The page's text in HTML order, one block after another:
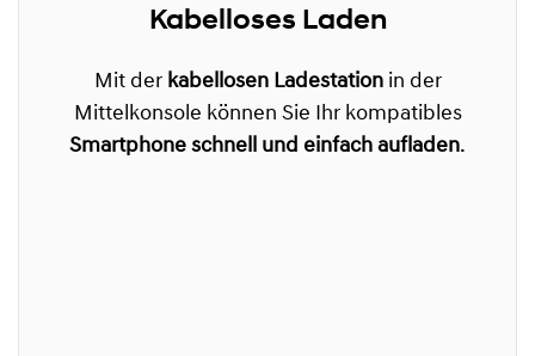
Kabelloses Laden
Mit der kabellosen Ladestationin der
Mittelkonsole können Sie Ihr kompatibles
Smartphone schnell und einfach aufladen.